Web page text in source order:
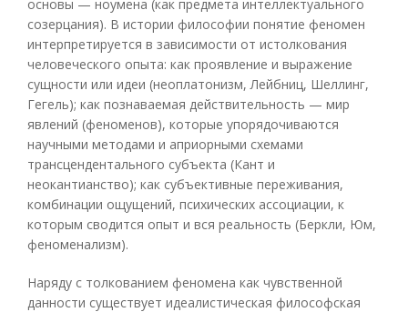
основы — ноумена (как предмета интеллектуального
созерцания). В истории философии понятие феномен
интерпретируется в зависимости от истолкования
человеческого опыта: как проявление и выражение
сущности или идеи (неоплатонизм, Лейбниц, Шеллинг,
Гегель); как познаваемая действительность — мир
явлений (феноменов), которые упорядочиваются
научными методами и априорными схемами
трансцендентального субъекта (Кант и
неокантианство); как субъективные переживания,
комбинации ощущений, психических ассоциации, к
которым сводится опыт и вся реальность (Беркли, Юм,
феноменализм).
Наряду с толкованием феномена как чувственной
данности существует идеалистическая философская